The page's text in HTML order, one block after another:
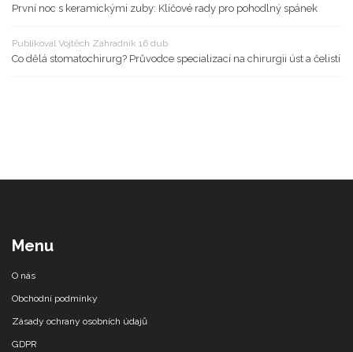
První noc s keramickými zuby: Klíčové rady pro pohodlný spánek
Publikoval Vojtěch Zahradník 16 dub
Co dělá stomatochirurg? Průvodce specializací na chirurgii úst a čelistí
Menu
O nás
Obchodní podmínky
Zásady ochrany osobních údajů
GDPR